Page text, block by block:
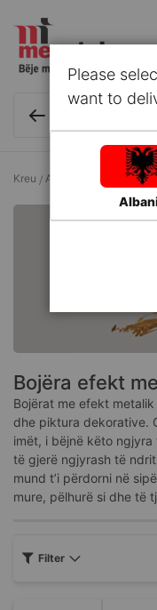
Kreu Art Bojëra efekt
Bojëra efekt
Bojërat me efekt
dhe piktura dekorative.
imët, i bëjnë këto
të gjerë ngjyrash të
mund t’i përdorni në
mure, pëlhurë si dhe të
Filter
Please
want to